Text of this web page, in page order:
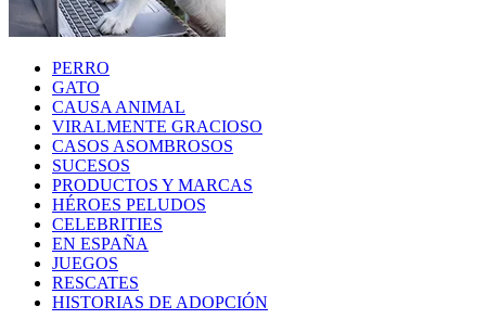
PERRO
GATO
CAUSA ANIMAL
VIRALMENTE GRACIOSO
CASOS ASOMBROSOS
SUCESOS
PRODUCTOS Y MARCAS
HÉROES PELUDOS
CELEBRITIES
EN ESPAÑA
JUEGOS
RESCATES
HISTORIAS DE ADOPCIÓN